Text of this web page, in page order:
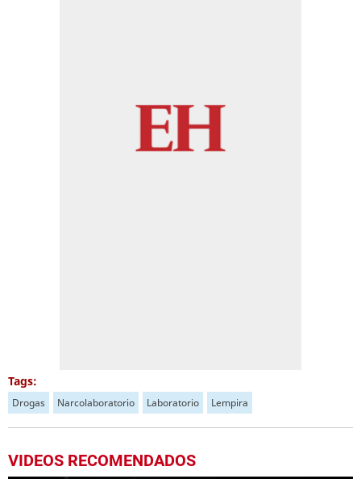
Tags:
Drogas Narcolaboratorio Laboratorio Lempira
VIDEOS RECOMENDADOS